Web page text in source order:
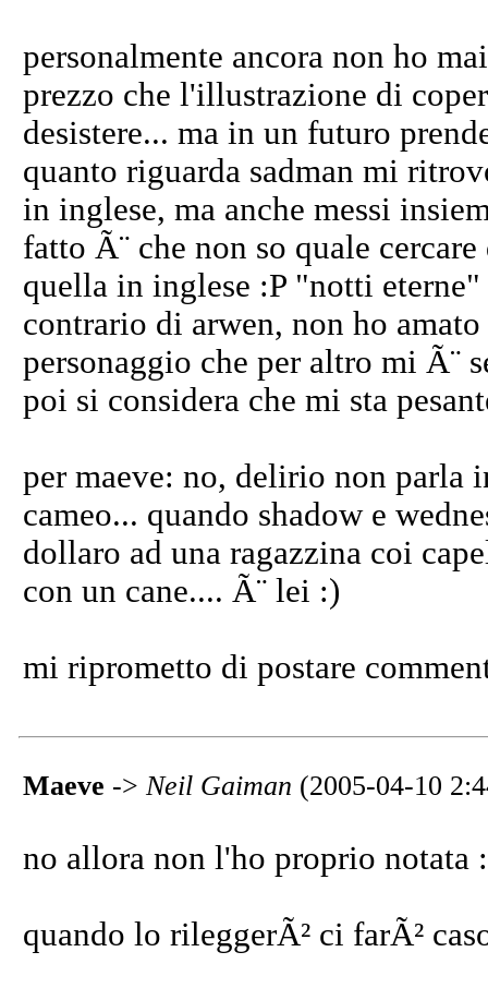
personalmente ancora non ho
prezzo che l'illustrazione di
desistere... ma in un futuro
quanto riguarda sadman mi
in inglese, ma anche messi
fatto Ã¨ che non so quale
quella in inglese :P "notti
contrario di arwen, non ho
personaggio che per altro mi Ã¨
poi si considera che mi sta
per maeve: no, delirio non parla
cameo... quando shadow e
dollaro ad una ragazzina coi
con un cane.... Ã¨ lei :)
mi riprometto di postare
Maeve -> Neil Gaiman (2005-04-10
no allora non l'ho proprio notata
quando lo rileggerÃ² ci farÃ²